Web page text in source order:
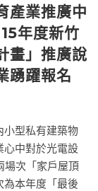
產業推廣中
年度新竹
畫」推廣說
踴躍報名
小型私有建築物
心中對於光電設
場次「家戶屋頂
本年度「最後